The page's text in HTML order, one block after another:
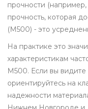
прочности (например,
прочность, которая
(М500) - это
На практике это
характеристикам
М500. Если вы видите
ориентируйтесь на
надежности